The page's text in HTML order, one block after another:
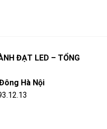
ĐẠT LED – TỔNG
Hà Nội